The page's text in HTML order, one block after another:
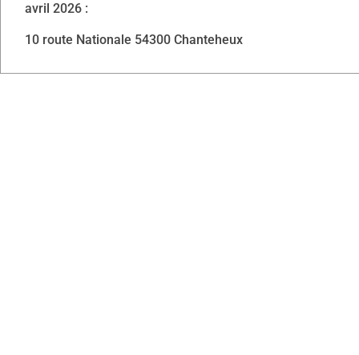
avril 2026 :
10 route Nationale 54300 Chanteheux